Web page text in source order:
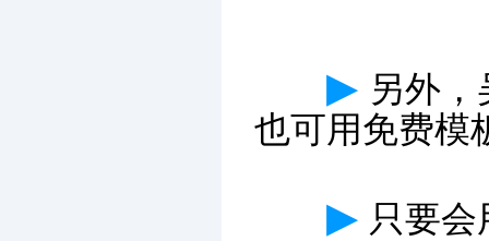
▶ 另外
也可用免费模
▶ 只要